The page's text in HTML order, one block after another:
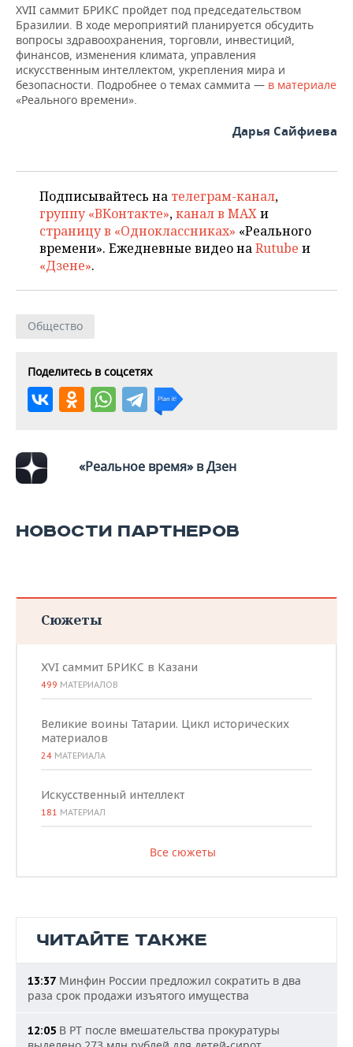
ХОККЕЙ С МЯЧОМ
ПРОИСШЕСТВИЯ
XVII саммит БРИКС пройдет под председательством
Бразилии. В ходе мероприятий планируется обсудить
вопросы здравоохранения, торговли, инвестиций,
финансов, изменения климата, управления
искусственным интеллектом, укрепления мира и
безопасности. Подробнее о темах саммита — в материале
«Реального времени».
Дарья Сайфиева
Подписывайтесь на телеграм-канал,
группу «ВКонтакте»,канал в MAXи
страницу в «Одноклассниках» «Реального
времени». Ежедневные видео наRutube и
«Дзене».
Общество
Поделитесь в соцсетях
«Реальное время» в Дзен
НОВОСТИ ПАРТНЕРОВ
Сюжеты
XVI саммит БРИКС в Казани
499 МАТЕРИАЛОВ
Великие воины Татарии. Цикл исторических
материалов
24 МАТЕРИАЛА
Искусственный интеллект
181 МАТЕРИАЛ
Все сюжеты
ЧИТАЙТЕ ТАКЖЕ
13:37 Минфин России предложил сократить в два
раза срок продажи изъятого имущества
12:05 В РТ после вмешательства прокуратуры